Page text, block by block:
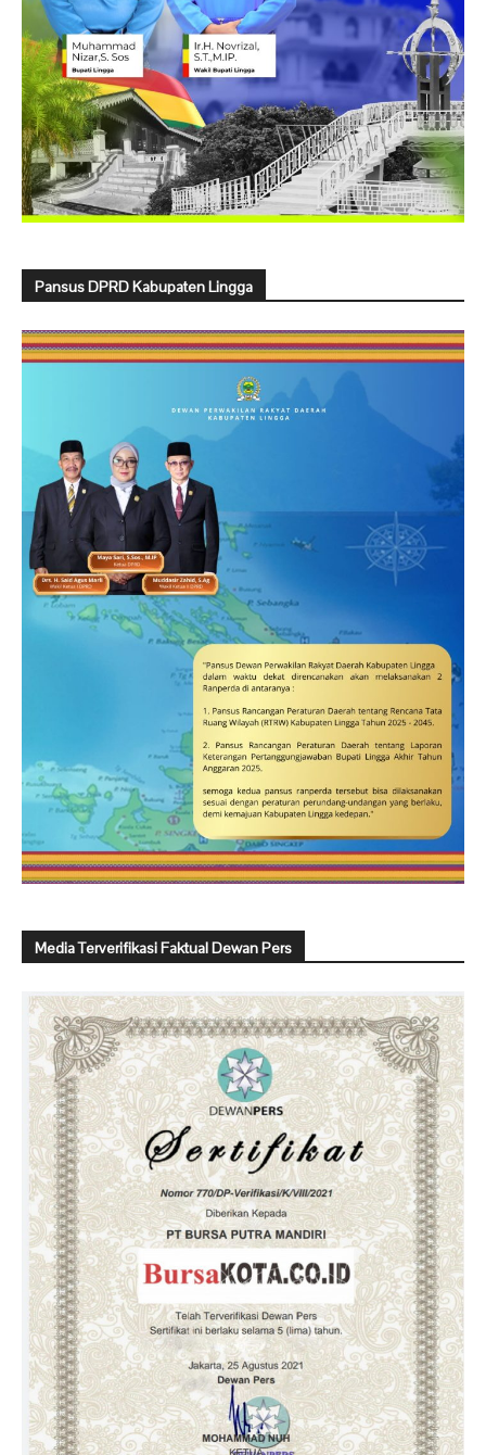
Pansus DPRD Kabupaten Lingga
Media Terverifikasi Faktual Dewan Pers